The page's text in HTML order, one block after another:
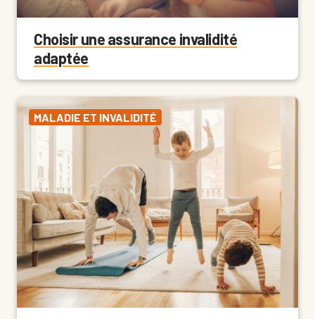
Choisir une assurance invalidité
adaptée
MALADIE ET INVALIDITÉ